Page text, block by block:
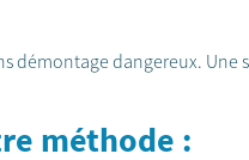
démontage dangereux.
méthode :